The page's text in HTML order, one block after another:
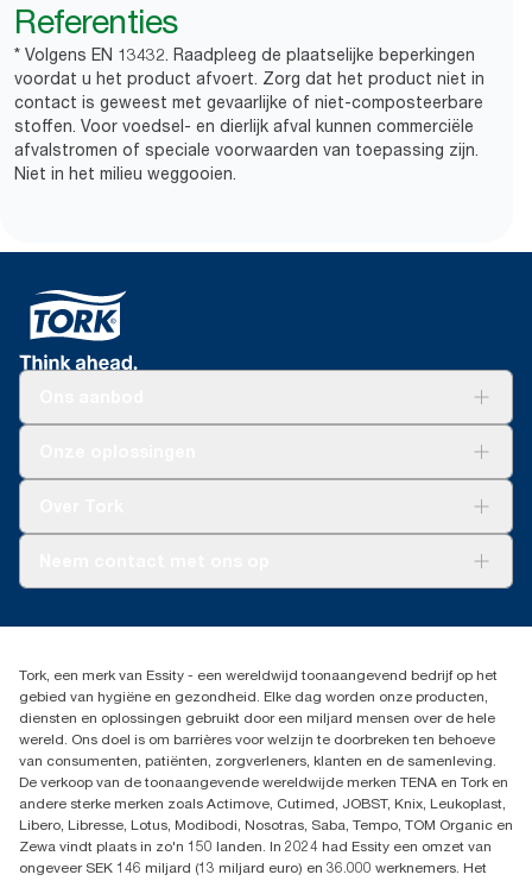
Referenties
* Volgens EN 13432. Raadpleeg de plaatselijke beperkingen
voordat u het product afvoert. Zorg dat het product niet in
contact is geweest met gevaarlijke of niet-composteerbare
stoffen. Voor voedsel- en dierlijk afval kunnen commerciële
afvalstromen of speciale voorwaarden van toepassing zijn.
Niet in het milieu weggooien.
Dispenserklacht
02 766 05 30
Essity Belgium NV
Berkenlaan 8B
1831 MACHELEN
Tork, een merk van Essity - een wereldwijd toonaangevend bedrijf op het
gebied van hygiëne en gezondheid. Elke dag worden onze producten,
diensten en oplossingen gebruikt door een miljard mensen over de hele
wereld. Ons doel is om barrières voor welzijn te doorbreken ten behoeve
van consumenten, patiënten, zorgverleners, klanten en de samenleving.
De verkoop van de toonaangevende wereldwijde merken TENA en Tork en
andere sterke merken zoals Actimove, Cutimed, JOBST, Knix, Leukoplast,
Libero, Libresse, Lotus, Modibodi, Nosotras, Saba, Tempo, TOM Organic en
Zewa vindt plaats in zo'n 150 landen. In 2024 had Essity een omzet van
ongeveer SEK 146 miljard (13 miljard euro) en 36.000 werknemers. Het